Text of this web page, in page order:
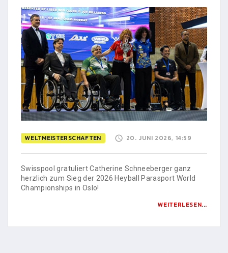
WELTMEISTERSCHAFTEN 20. JUNI 2026, 14:59
Swisspool gratuliert Catherine Schneeberger ganz
herzlich zum Sieg der 2026 Heyball Parasport World
Championships in Oslo!
WEITERLESEN...